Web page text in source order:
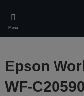
main
content
Menu
Epson
WF-